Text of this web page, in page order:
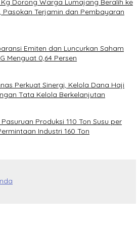
Kg Dorong Warga Lumajang Beralih ke
Pasokan Terjamin dan Pembayaran
Emiten dan Luncurkan Saham
Menguat 0,64 Persen
Perkuat Sinergi, Kelola Dana Haji
Tata Kelola Berkelanjutan
Produksi 110 Ton Susu per
Industri 160 Ton